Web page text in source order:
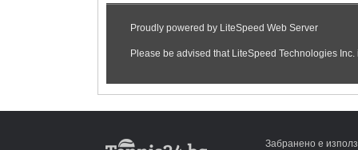
Забранено е